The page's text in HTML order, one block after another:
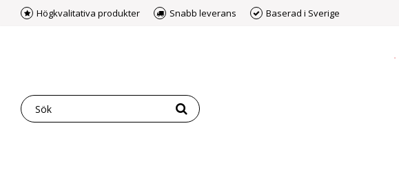
Högkvalitativa produkter Snabb leverans Baserad i Sverige